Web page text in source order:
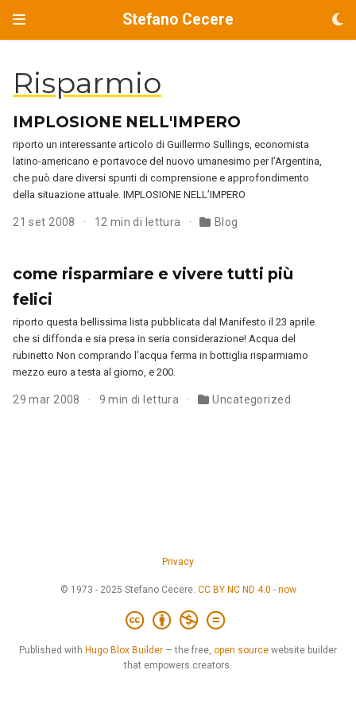
Stefano Cecere
Risparmio
IMPLOSIONE NELL'IMPERO
riporto un interessante articolo di Guillermo Sullings, economista
latino-americano e portavoce del nuovo umanesimo per l’Argentina,
che può dare diversi spunti di comprensione e approfondimento
della situazione attuale. IMPLOSIONE NELL’IMPERO
21 set 2008 12 min di lettura Blog
come risparmiare e vivere tutti più
felici
riporto questa bellissima lista pubblicata dal Manifesto il 23 aprile.
che si diffonda e sia presa in seria considerazione! Acqua del
rubinetto Non comprando l’acqua ferma in bottiglia risparmiamo
mezzo euro a testa al giorno, e 200.
29 mar 2008 9 min di lettura Uncategorized
Privacy
© 1973 - 2025 Stefano Cecere. CC BY NC ND 4.0 - now
Published with Hugo Blox Builder — the free, open source website builder
that empowers creators.